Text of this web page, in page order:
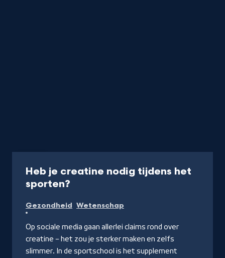
Heb je creatine nodig tijdens het
sporten?
op
Pointer
Gezondheid Wetenschap
Op sociale media gaan allerlei claims rond over
creatine – het zou je sterker maken en zelfs
slimmer. In de sportschool is het supplement